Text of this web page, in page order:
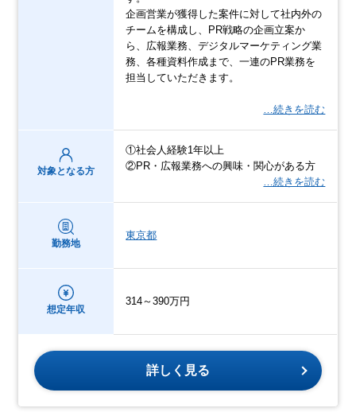
企画営業が獲得した案件に対して社内外の
チームを構成し、PR戦略の企画立案か
ら、広報業務、デジタルマーケティング業
務、各種資料作成まで、一連のPR業務を
担当していただきます。
…続きを読む
対象となる方
①社会人経験1年以上
②PR・広報業務への興味・関心がある方
…続きを読む
勤務地
東京都
想定年収
314～390万円
詳しく見る